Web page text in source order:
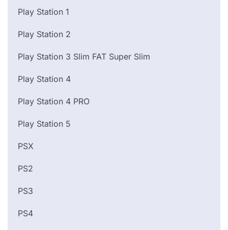
Play Station 1
Play Station 2
Play Station 3 Slim FAT Super Slim
Play Station 4
Play Station 4 PRO
Play Station 5
PSX
PS2
PS3
PS4